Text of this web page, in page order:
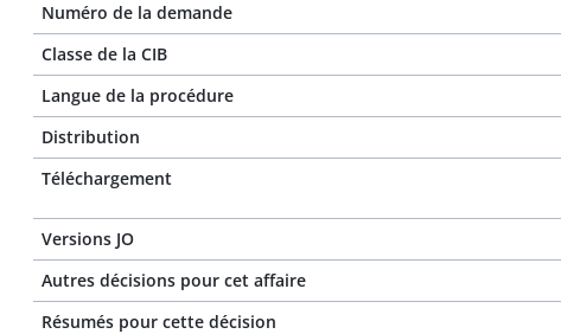
Numéro de la demande
Classe de la CIB
Langue de la procédure
Distribution
Téléchargement
Versions JO
Autres décisions pour cet affaire
Résumés pour cette décision